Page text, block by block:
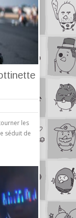
les
séduit de